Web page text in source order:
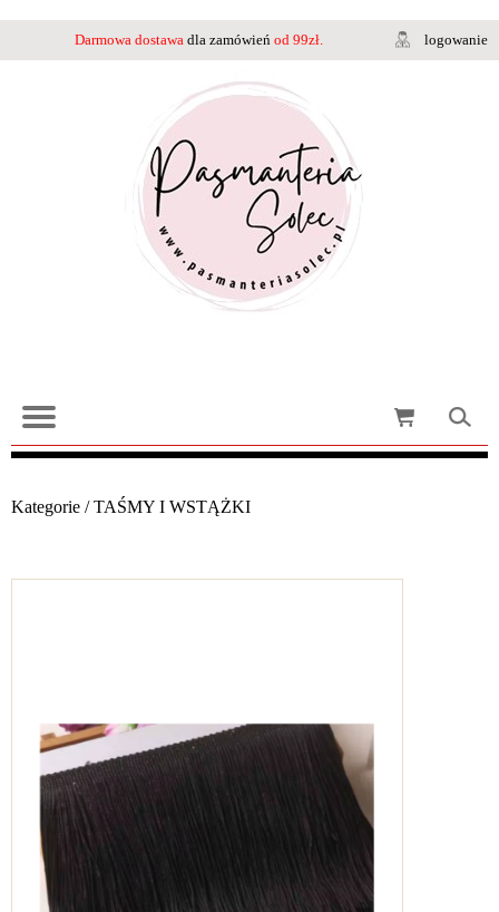
Darmowa dostawa dla zamówień od 99zł. logowanie
Kategorie /TAŚMY I WSTĄŻKI